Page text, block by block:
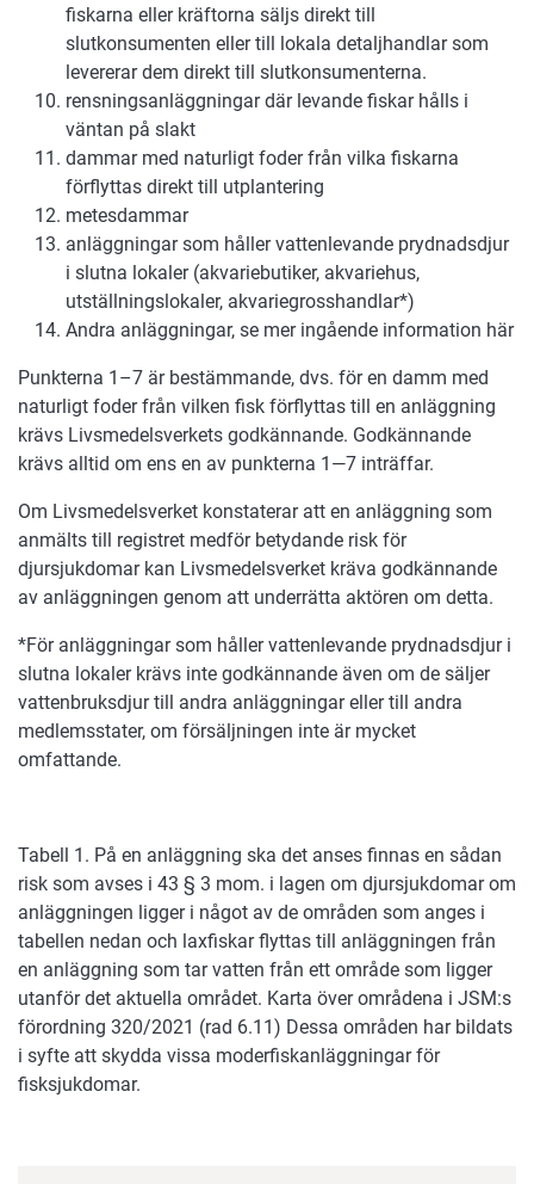
fiskarna eller kräftorna säljs direkt till
slutkonsumenten eller till lokala detaljhandlar som
levererar dem direkt till slutkonsumenterna.
rensningsanläggningar där levande fiskar hålls i
väntan på slakt
dammar med naturligt foder från vilka fiskarna
förflyttas direkt till utplantering
metesdammar
anläggningar som håller vattenlevande prydnadsdjur
i slutna lokaler (akvariebutiker, akvariehus,
utställningslokaler, akvariegrosshandlar*)
Andra anläggningar, se mer ingående information här
Punkterna 1–7 är bestämmande, dvs. för en damm med
naturligt foder från vilken fisk förflyttas till en anläggning
krävs Livsmedelsverkets godkännande. Godkännande
krävs alltid om ens en av punkterna 1—7 inträffar.
Om Livsmedelsverket konstaterar att en anläggning som
anmälts till registret medför betydande risk för
djursjukdomar kan Livsmedelsverket kräva godkännande
av anläggningen genom att underrätta aktören om detta.
*För anläggningar som håller vattenlevande prydnadsdjur i
slutna lokaler krävs inte godkännande även om de säljer
vattenbruksdjur till andra anläggningar eller till andra
medlemsstater, om försäljningen inte är mycket
omfattande.
Tabell 1. På en anläggning ska det anses finnas en sådan
risk som avses i 43 § 3 mom. i lagen om djursjukdomar om
anläggningen ligger i något av de områden som anges i
tabellen nedan och laxfiskar flyttas till anläggningen från
en anläggning som tar vatten från ett område som ligger
utanför det aktuella området. Karta över områdena i JSM:s
förordning 320/2021 (rad 6.11) Dessa områden har bildats
i syfte att skydda vissa moderfiskanläggningar för
fisksjukdomar.